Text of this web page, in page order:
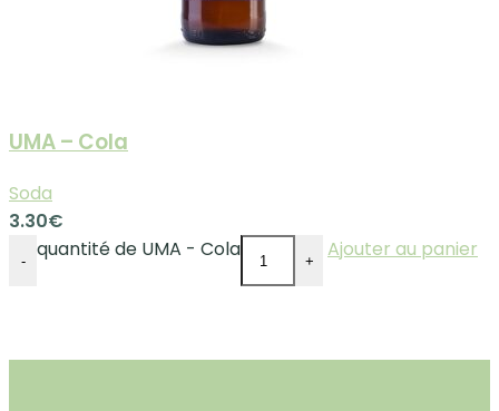
UMA – Cola
Soda
3.30€
- quantité de UMA - Cola + Ajouter au panier